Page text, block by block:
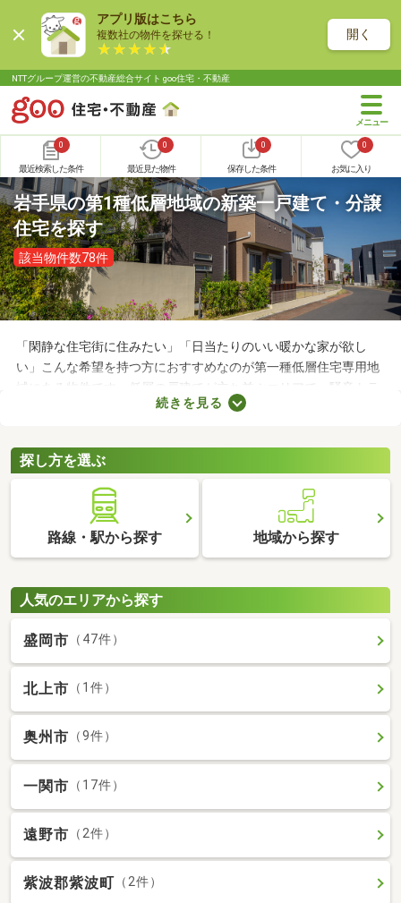
アプリ版はこちら
複数社の物件を探せる！ 開く
NTTグループ運営の不動産総合サイト goo住宅・不動産
0
最近検索した条件
0
最近見た物件
0
保存した条件
0
お気に入り
岩手県の第1種低層地域の新築一戸建て・分譲
住宅を探す
該当物件数78件
「閑静な住宅街に住みたい」「日当たりのいい暖かな家が欲し
い」こんな希望を持つ方におすすめなのが第一種低層住宅専用地
域にある物件です。低層の戸建てが立ち並ぶエリアで、騒音トラ
ブルが少ない・住みやすい・高層の建物によって日光が遮断され
住居専用地域の新築一戸建てを紹介します。
続きを見る
探し方を選ぶ
路線・駅から探す 地域から探す
人気のエリアから探す
盛岡市 （47件）
北上市 （1件）
奥州市 （9件）
一関市 （17件）
遠野市 （2件）
紫波郡紫波町 （2件）